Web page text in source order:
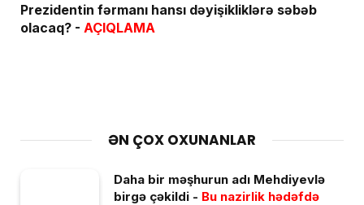
Prezidentin fərmanı hansı dəyişikliklərə səbəb
olacaq? - AÇIQLAMA
ƏN ÇOX OXUNANLAR
Daha bir məşhurun adı Mehdiyevlə
birgə çəkildi - Bu nazirlik hədəfdə